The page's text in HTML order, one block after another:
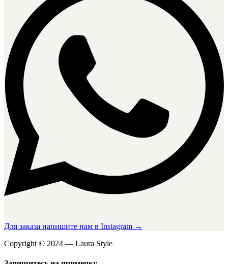
Для заказа напишите нам в Instagram →
Copyright © 2024 — Laura Style